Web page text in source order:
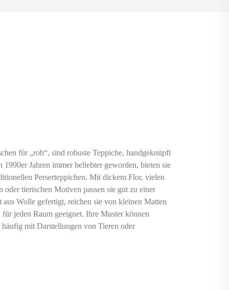
für „roh“, sind robuste Teppiche, handgeknüpft
Jahren immer beliebter geworden, bieten sie
Perserteppichen. Mit dickem Flor, vielen
oder tierischen Motiven passen sie gut zu einer
Wolle gefertigt, reichen sie von kleinen Matten
jeden Raum geeignet. Ihre Muster können
mit Darstellungen von Tieren oder